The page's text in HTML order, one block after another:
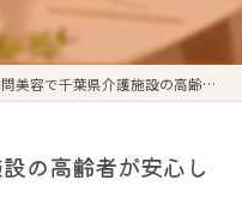
容で千葉県介護施設の高齢者が安心して美しく過ごす方法
の高齢者が安心し